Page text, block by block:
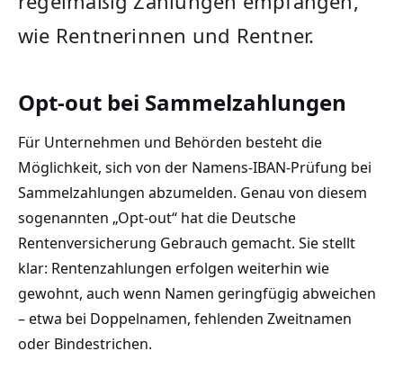
wie Rentnerinnen und Rentner.
Opt-out bei Sammelzahlungen
Für Unternehmen und Behörden besteht die
Möglichkeit, sich von der Namens-IBAN-Prüfung bei
Sammelzahlungen abzumelden. Genau von diesem
sogenannten „Opt-out“ hat die Deutsche
Rentenversicherung Gebrauch gemacht. Sie stellt
klar: Rentenzahlungen erfolgen weiterhin wie
gewohnt, auch wenn Namen geringfügig abweichen
– etwa bei Doppelnamen, fehlenden Zweitnamen
oder Bindestrichen.